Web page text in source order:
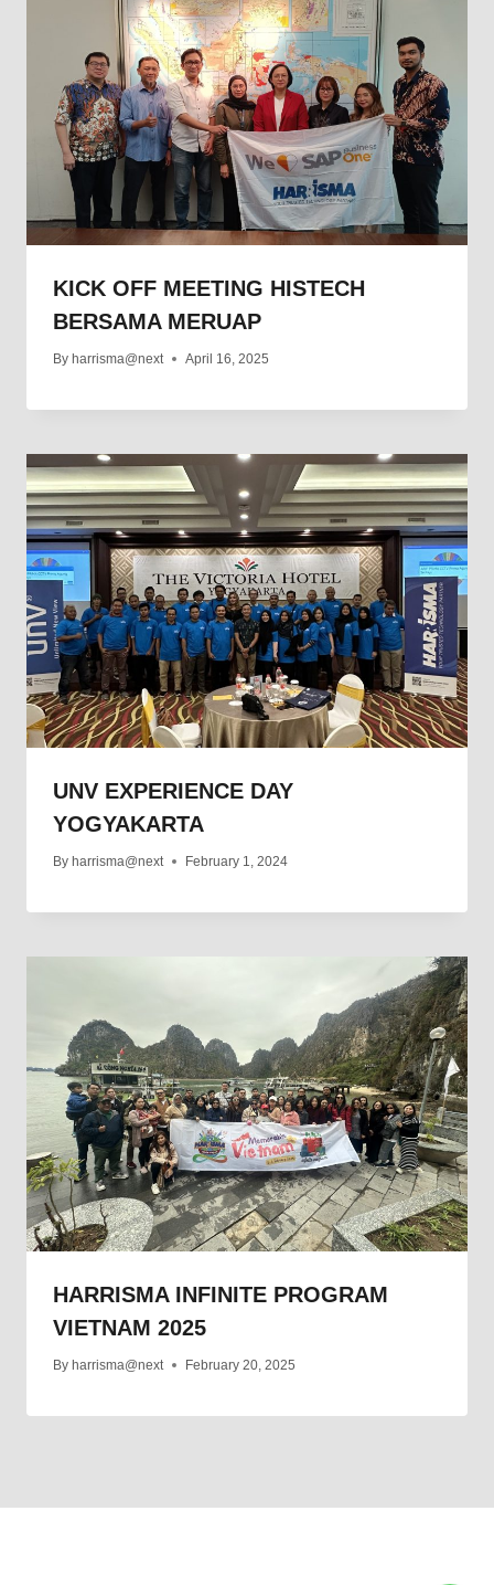
KICK OFF MEETING HISTECH
BERSAMA MERUAP
By harrisma@next April 16, 2025
UNV EXPERIENCE DAY
YOGYAKARTA
By harrisma@next February 1, 2024
HARRISMA INFINITE PROGRAM
VIETNAM 2025
By harrisma@next February 20, 2025